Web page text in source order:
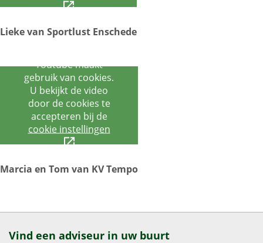
Lieke van Sportlust Enschede
Youtube maakt
gebruik van cookies.
U bekijkt de video
door de cookies te
accepteren bij de
cookie instellingen
Marcia en Tom van KV Tempo
Vind een adviseur in uw buurt